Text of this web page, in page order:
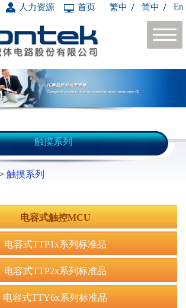
繁中 简中 En
人力资源 首页
触摸系列
触摸系列
电容式触控MCU
电容式TTP1x系列标准品
电容式TTP2x系列标准品
电容式TTY6x系列标准品